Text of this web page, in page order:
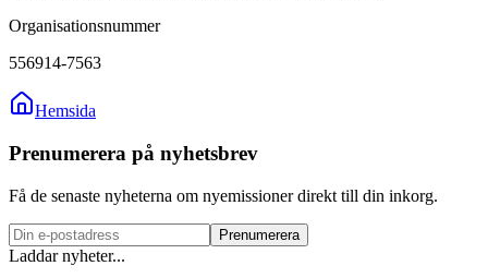
Organisationsnummer
556914-7563
Hemsida
Prenumerera på nyhetsbrev
Få de senaste nyheterna om nyemissioner direkt till din inkorg.
Prenumerera
Laddar nyheter...